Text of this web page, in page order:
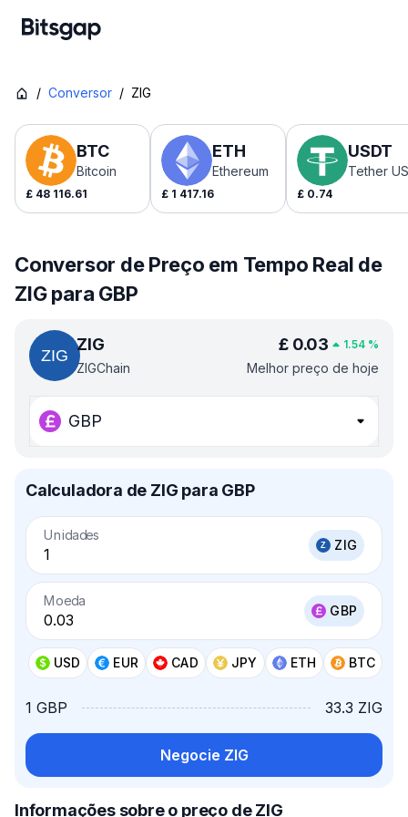
/ Conversor / ZIG
BTC
Bitcoin
£ 48 116.61
ETH
Ethereum
£ 1 417.16
USDT
Tether
£ 0.74
Conversor de Preço em Tempo Real de
ZIG para GBP
ZIG
ZIGChain
£ 0.03 1.54 %
Melhor preço de hoje
GBP
Calculadora de ZIG para GBP
Unidades
ZIG
Moeda
GBP
USD EUR CAD JPY ETH BTC
1 GBP 33.3 ZIG
Negocie ZIG
Informações sobre o preço de ZIG